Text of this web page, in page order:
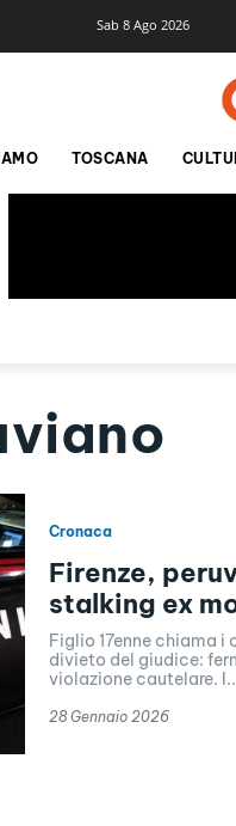
Sab 8 Ago 2026
TOSCANA
Cronaca
Firenze,
stalking ex
Figlio 17enne chiama
divieto del giudice:
violazione cautelare.
28 Gennaio 2026